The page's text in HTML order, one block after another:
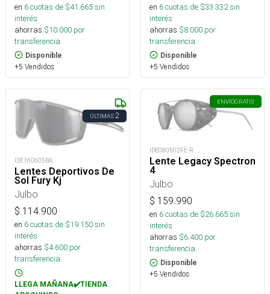
en 6cuotas de $41.665sin
interés
ahorras $10.000 por
transferencia.
Disponible
+5 Vendidos
en 6cuotas de $33.332sin
interés
ahorras $8.000 por
transferencia.
Disponible
+5 Vendidos
ÚLTIMAS2
IDE160605BA
Lentes Deportivos De
Sol Fury Kj
Julbo
$ 114.900
en 6cuotas de $19.150sin
interés
ahorras $4.600 por
transferencia.
LLEGA MAÑANA✔️TIENDA
ENVÍOGRATIS
IDE080502FE-R
Lente Legacy Spectron
4
Julbo
$ 159.990
en 6cuotas de $26.665sin
interés
ahorras $6.400 por
transferencia.
Disponible
+5 Vendidos